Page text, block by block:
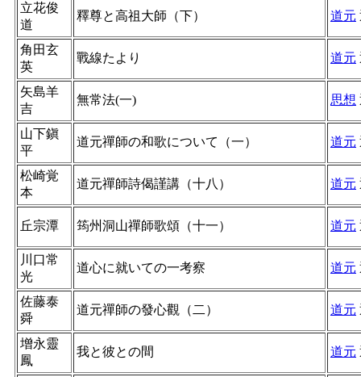
立花俊
道
釋尊と高祖大師（下） 道元
角田玄
英
戰線たより 道元
矢島羊
吉
無常法(一) 思想
山下鎭
平
道元禪師の和歌について（一） 道元
松崎覚
本
道元禪師詩偈謹講（十八） 道元
丘宗潭 筠州洞山禪師歌頌（十一） 道元
川口常
光
道心に就いての一考察 道元
佐藤泰
舜
道元禪師の發心觀（二） 道元
增永靈
鳳
我と彼との間 道元